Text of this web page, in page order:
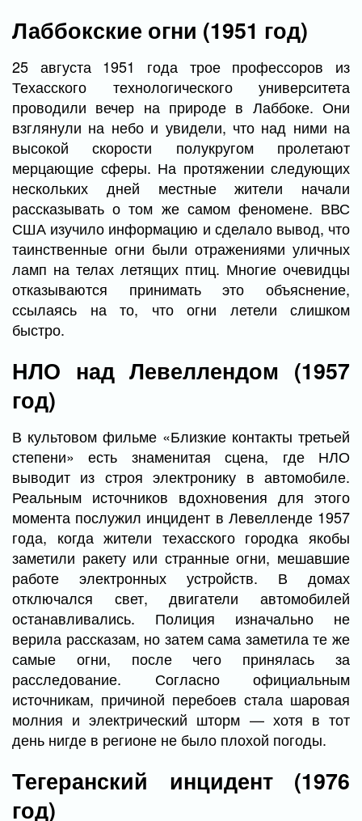
Лаббокские огни (1951 год)
25 августа 1951 года трое профессоров из
Техасского технологического университета
проводили вечер на природе в Лаббоке. Они
взглянули на небо и увидели, что над ними на
высокой скорости полукругом пролетают
мерцающие сферы. На протяжении следующих
нескольких дней местные жители начали
рассказывать о том же самом феномене. ВВС
США изучило информацию и сделало вывод, что
таинственные огни были отражениями уличных
ламп на телах летящих птиц. Многие очевидцы
отказываются принимать это объяснение,
ссылаясь на то, что огни летели слишком
быстро.
НЛО над Левеллендом (1957
год)
В культовом фильме «Близкие контакты третьей
степени» есть знаменитая сцена, где НЛО
выводит из строя электронику в автомобиле.
Реальным источников вдохновения для этого
момента послужил инцидент в Левелленде 1957
года, когда жители техасского городка якобы
заметили ракету или странные огни, мешавшие
работе электронных устройств. В домах
отключался свет, двигатели автомобилей
останавливались. Полиция изначально не
верила рассказам, но затем сама заметила те же
самые огни, после чего принялась за
расследование. Согласно официальным
источникам, причиной перебоев стала шаровая
молния и электрический шторм — хотя в тот
день нигде в регионе не было плохой погоды.
Тегеранский инцидент (1976
год)